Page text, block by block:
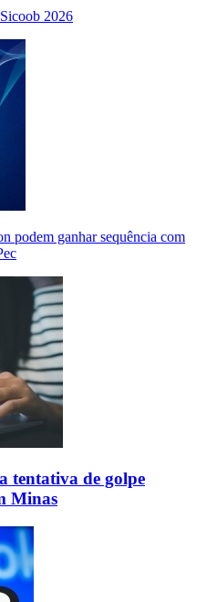
2026
podem ganhar sequência com
tentativa de golpe
Minas